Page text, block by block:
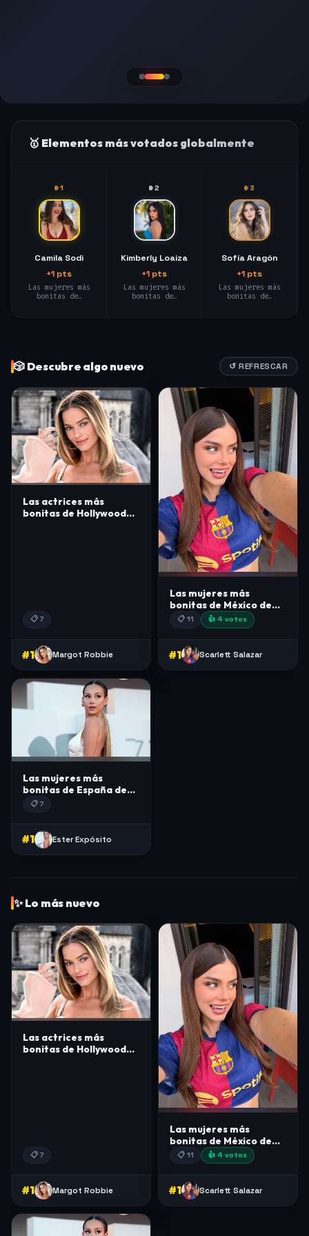
🥇 Elementos más votados globalmente
#1
Camila Sodi
+1 pts
Las mujeres más
bonitas de…
#2
Kimberly Loaiza
+1 pts
Las mujeres más
bonitas de…
#3
Sofía Aragón
+1 pts
Las mujeres más
bonitas de…
🎲 Descubre algo nuevo ↺ REFRESCAR
Las actrices más
bonitas de Hollywood
📋 7
#1 Margot Robbie
Las mujeres más
bonitas de México de
2026
📋 11 👍 4 votos
#1 Scarlett Salazar
Las mujeres más
bonitas de España de
2026
📋 7
#1 Ester Expósito
✨ Lo más nuevo
Las actrices más
bonitas de Hollywood
📋 7
#1 Margot Robbie
Las mujeres más
bonitas de México de
2026
📋 11 👍 4 votos
#1 Scarlett Salazar